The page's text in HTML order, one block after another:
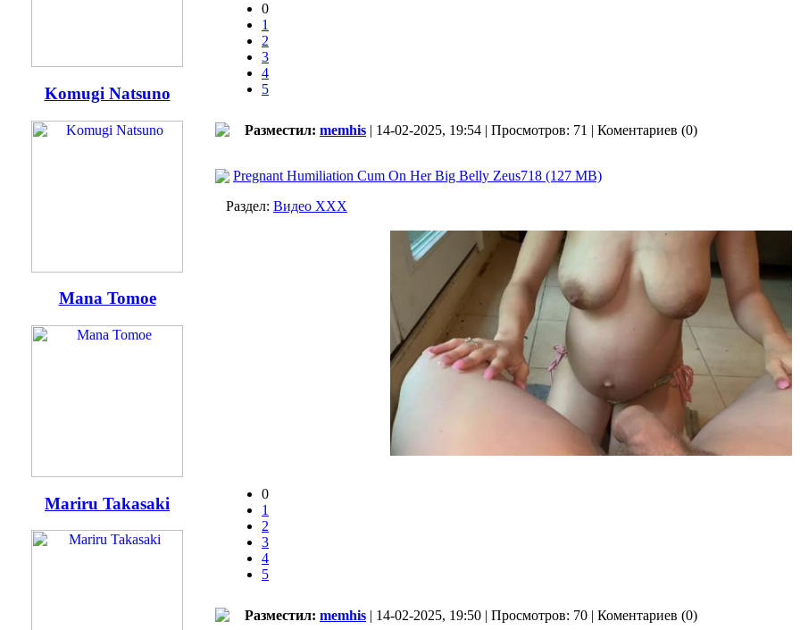
Komugi Natsuno
Mana Tomoe
Mariru Takasaki
0
1
2
3
4
5
Разместил: memhis | 14-02-2025, 19:54 | Просмотров: 71 | Коментариев (0)
Pregnant Humiliation Cum On Her Big Belly Zeus718 (127 MB)
Раздел: Видео ХХХ
0
1
2
3
4
5
Разместил: memhis | 14-02-2025, 19:50 | Просмотров: 70 | Коментариев (0)